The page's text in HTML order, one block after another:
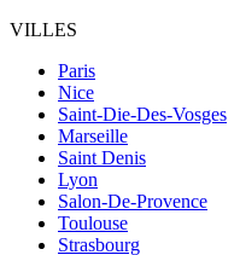
VILLES
Paris
Nice
Saint-Die-Des-Vosges
Marseille
Saint Denis
Lyon
Salon-De-Provence
Toulouse
Strasbourg